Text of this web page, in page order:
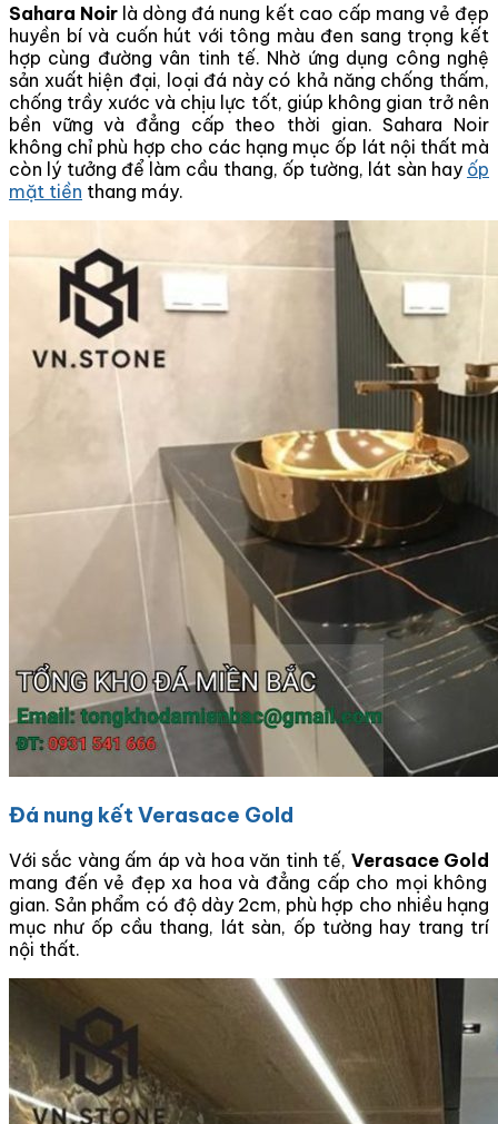
Sahara Noir là dòng đá nung kết cao cấp mang vẻ đẹp
huyền bí và cuốn hút với tông màu đen sang trọng kết
hợp cùng đường vân tinh tế. Nhờ ứng dụng công nghệ
sản xuất hiện đại, loại đá này có khả năng chống thấm,
chống trầy xước và chịu lực tốt, giúp không gian trở nên
bền vững và đẳng cấp theo thời gian. Sahara Noir
không chỉ phù hợp cho các hạng mục ốp lát nội thất mà
còn lý tưởng để làm cầu thang, ốp tường, lát sàn hay ốp
mặt tiền thang máy.
Đá nung kết Verasace Gold
Với sắc vàng ấm áp và hoa văn tinh tế, Verasace Gold
mang đến vẻ đẹp xa hoa và đẳng cấp cho mọi không
gian. Sản phẩm có độ dày 2cm, phù hợp cho nhiều hạng
mục như ốp cầu thang, lát sàn, ốp tường hay trang trí
nội thất.